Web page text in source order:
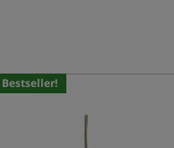
Bestseller!